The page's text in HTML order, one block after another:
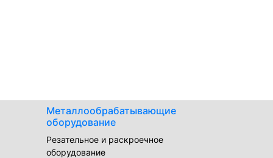
Металлообрабатывающие
оборудование
Резательное и раскроечное
оборудование